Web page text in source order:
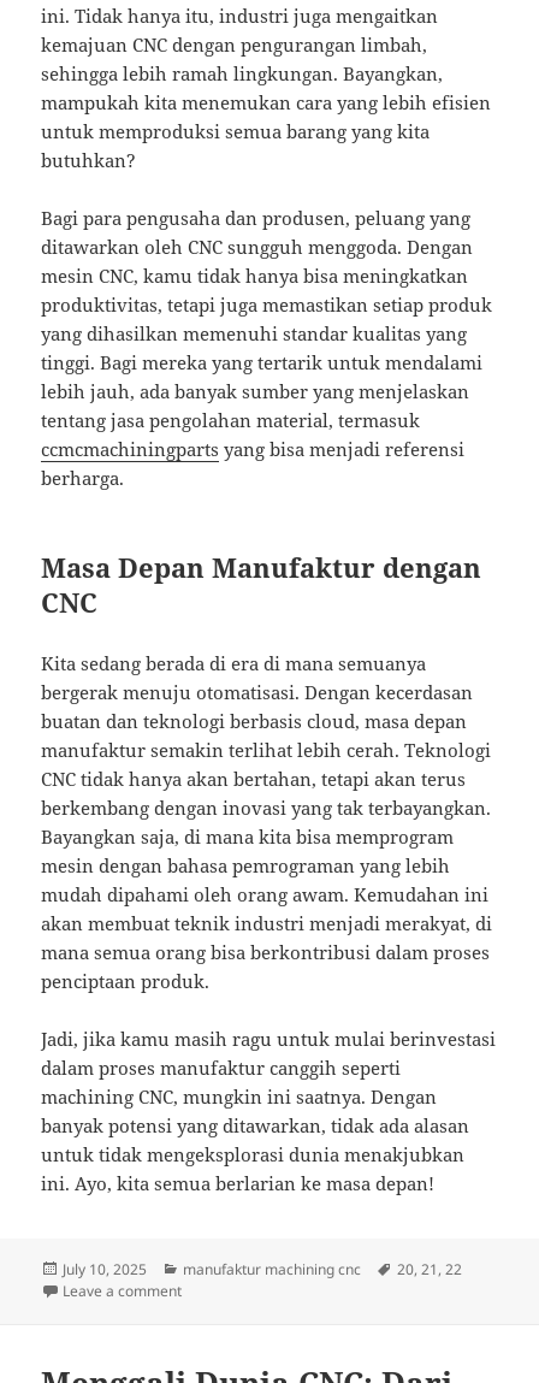
ini. Tidak hanya itu, industri juga mengaitkan
kemajuan CNC dengan pengurangan limbah,
sehingga lebih ramah lingkungan. Bayangkan,
mampukah kita menemukan cara yang lebih efisien
untuk memproduksi semua barang yang kita
butuhkan?
Bagi para pengusaha dan produsen, peluang yang
ditawarkan oleh CNC sungguh menggoda. Dengan
mesin CNC, kamu tidak hanya bisa meningkatkan
produktivitas, tetapi juga memastikan setiap produk
yang dihasilkan memenuhi standar kualitas yang
tinggi. Bagi mereka yang tertarik untuk mendalami
lebih jauh, ada banyak sumber yang menjelaskan
tentang jasa pengolahan material, termasuk
ccmcmachiningparts yang bisa menjadi referensi
berharga.
Masa Depan Manufaktur dengan
CNC
Kita sedang berada di era di mana semuanya
bergerak menuju otomatisasi. Dengan kecerdasan
buatan dan teknologi berbasis cloud, masa depan
manufaktur semakin terlihat lebih cerah. Teknologi
CNC tidak hanya akan bertahan, tetapi akan terus
berkembang dengan inovasi yang tak terbayangkan.
Bayangkan saja, di mana kita bisa memprogram
mesin dengan bahasa pemrograman yang lebih
mudah dipahami oleh orang awam. Kemudahan ini
akan membuat teknik industri menjadi merakyat, di
mana semua orang bisa berkontribusi dalam proses
penciptaan produk.
Jadi, jika kamu masih ragu untuk mulai berinvestasi
dalam proses manufaktur canggih seperti
machining CNC, mungkin ini saatnya. Dengan
banyak potensi yang ditawarkan, tidak ada alasan
untuk tidak mengeksplorasi dunia menakjubkan
ini. Ayo, kita semua berlarian ke masa depan!
Posted
on
July 10, 2025 Categories
manufaktur machining cnc Tags
20,21,22
Leave a commenton Menyelami Dunia CNC: Rahasia Seru di Balik